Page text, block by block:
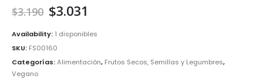
$3.190 El
precio
original
era:
$3.190.
$3.031
actual
$3.031.
Availability: 1 disponibles
SKU: FS00160
Categorías:Alimentación, Frutos Secos, Semillas y Legumbres,
Vegano